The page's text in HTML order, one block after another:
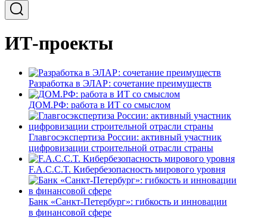
ИТ-проекты
Разработка в ЭЛАР: сочетание преимуществ
ДОМ.РФ: работа в ИТ со смыслом
Главгосэкспертиза России: активный участник
цифровизации строительной отрасли страны
F.A.C.C.T. Кибербезопасность мирового уровня
Банк «Санкт-Петербург»: гибкость и инновации
в финансовой сфере